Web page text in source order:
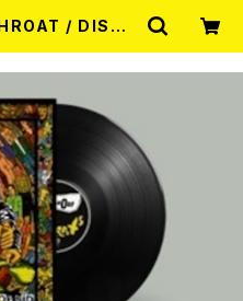
/ DISGR
MISERY